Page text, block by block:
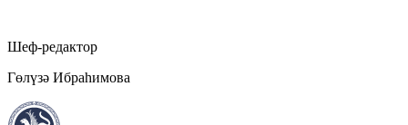
Шеф-редактор
Гөлүзә Ибраһимова